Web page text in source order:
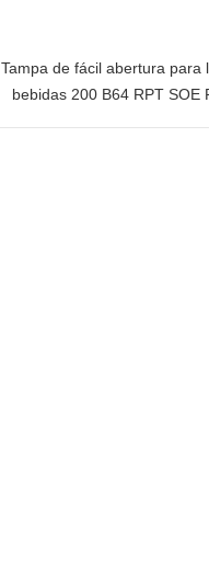
Tampa de fácil abertura para
bebidas 200 B64 RPT SOE